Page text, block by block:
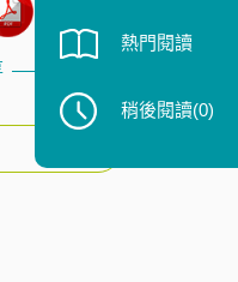
熱門閱讀
稍後閱讀(0)